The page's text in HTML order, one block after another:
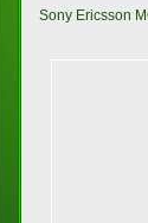
Sony Ericsson